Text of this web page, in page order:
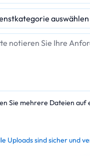
Sie mehrere Dateien auf
Uploads sind sicher und